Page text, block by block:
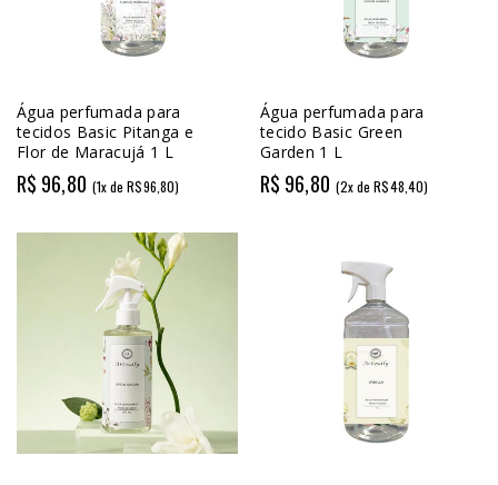
Água perfumada para
tecidos Basic Pitanga e
Flor de Maracujá 1 L
R$ 96,80 (1x de R$96,80)
Água perfumada para
tecido Basic Green
Garden 1 L
R$ 96,80 (2x de R$48,40)